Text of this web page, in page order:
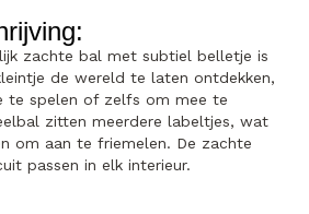
zachte bal met subtiel belletje is
de wereld te laten ontdekken,
te spelen of zelfs om mee te
zitten meerdere labeltjes, wat
om aan te friemelen. De zachte
passen in elk interieur.